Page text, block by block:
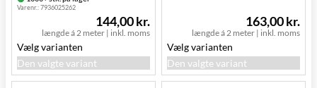
Varenr.:7936025262
længde á 2 meter | inkl. moms
144,00 kr.
Vælg varianten
Den valgte variant
længde á 2 meter | inkl. moms
163,00 kr.
Vælg varianten
Den valgte variant